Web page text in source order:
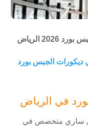
الرياض
الجبس بورد
في الرياض
ساري متخصص في